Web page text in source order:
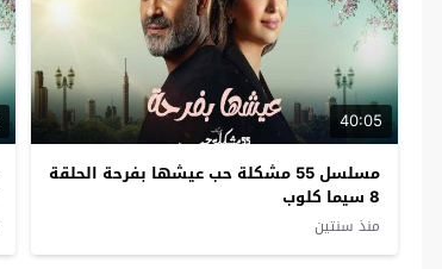
40:05
مسلسل 55 مشكلة حب عيشها بفرحة الحلقة
8 سيما كلوب
منذ سنتين